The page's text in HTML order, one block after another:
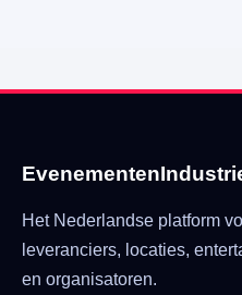
Het Nederlandse platform
leveranciers, locaties,
en organisatoren.